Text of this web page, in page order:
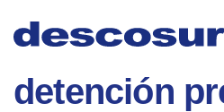
content
detención